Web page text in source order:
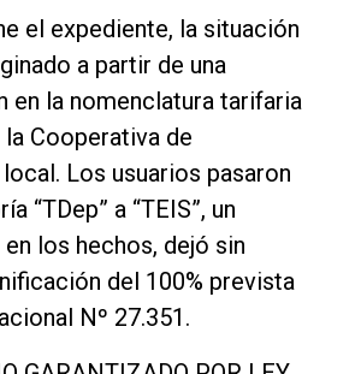
el expediente, la situación
a partir de una
en la nomenclatura tarifaria
Cooperativa de
Los usuarios pasaron
“TDep” a “TEIS”, un
los hechos, dejó sin
del 100% prevista
Nº 27.351.